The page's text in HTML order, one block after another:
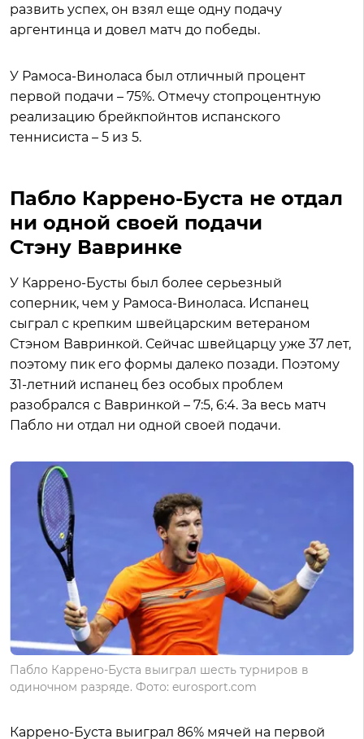
развить успех, он взял еще одну подачу
аргентинца и довел матч до победы.
У Рамоса-Виноласа был отличный процент
первой подачи – 75%. Отмечу стопроцентную
реализацию брейкпойнтов испанского
теннисиста – 5 из 5.
Пабло Каррено-Буста не отдал
ни одной своей подачи
Стэну Вавринке
У Каррено-Бусты был более серьезный
соперник, чем у Рамоса-Виноласа. Испанец
сыграл с крепким швейцарским ветераном
Стэном Вавринкой. Сейчас швейцарцу уже 37 лет,
поэтому пик его формы далеко позади. Поэтому
31-летний испанец без особых проблем
разобрался с Вавринкой – 7:5, 6:4. За весь матч
Пабло ни отдал ни одной своей подачи.
Пабло Каррено-Буста выиграл шесть турниров в
одиночном разряде. Фото: eurosport.com
Каррено-Буста выиграл 86% мячей на первой